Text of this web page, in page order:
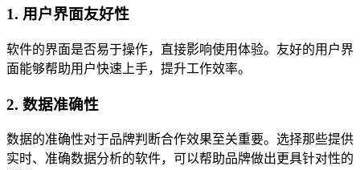
1. 用户界面友好性
软件的界面是否易于操作，直接影响使用体验。友好的用户界
面能够帮助用户快速上手，提升工作效率。
2. 数据准确性
数据的准确性对于品牌判断合作效果至关重要。选择那些提供
实时、准确数据分析的软件，可以帮助品牌做出更具针对性的